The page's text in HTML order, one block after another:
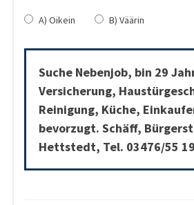
A) Oikein B) Väärin
Suche Nebenjob, bin 29
Versicherung,
Reinigung, Küche,
bevorzugt. Schäff,
Hettstedt, Tel. 03476/55